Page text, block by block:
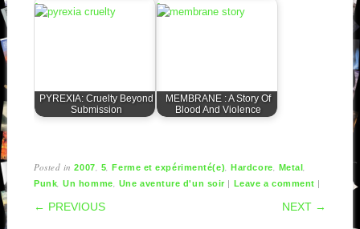
PYREXIA: Cruelty Beyond
Submission
MEMBRANE : A Story Of
Blood And Violence
Posted in2007, 5,Ferme et expérimenté(e),Hardcore, Metal,
Punk,Un homme, Une aventure d'un soir | Leave a comment |
POST NAVIGATION
← PREVIOUS NEXT →